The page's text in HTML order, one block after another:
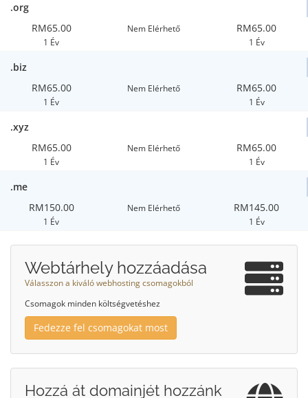
.org
RM65.00
1 Év
Nem Elérhető RM65.00
1 Év
.biz
RM65.00
1 Év
Nem Elérhető RM65.00
1 Év
.xyz
RM65.00
1 Év
Nem Elérhető RM65.00
1 Év
.me
RM150.00
1 Év
Nem Elérhető RM145.00
1 Év
Webtárhely hozzáadása
Válasszon a kiváló webhosting csomagokból
Csomagok minden költségvetéshez
Fedezze fel csomagokat most
Hozzá át domainjét hozzánk